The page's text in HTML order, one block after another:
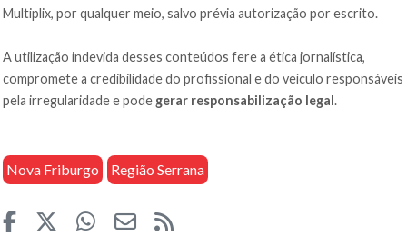
Multiplix, por qualquer meio, salvo prévia autorização por escrito.
A utilização indevida desses conteúdos fere a ética jornalística,
compromete a credibilidade do profissional e do veículo responsáveis
pela irregularidade e pode gerar responsabilização legal.
Nova Friburgo Região Serrana